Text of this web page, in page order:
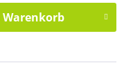
Warenkorb